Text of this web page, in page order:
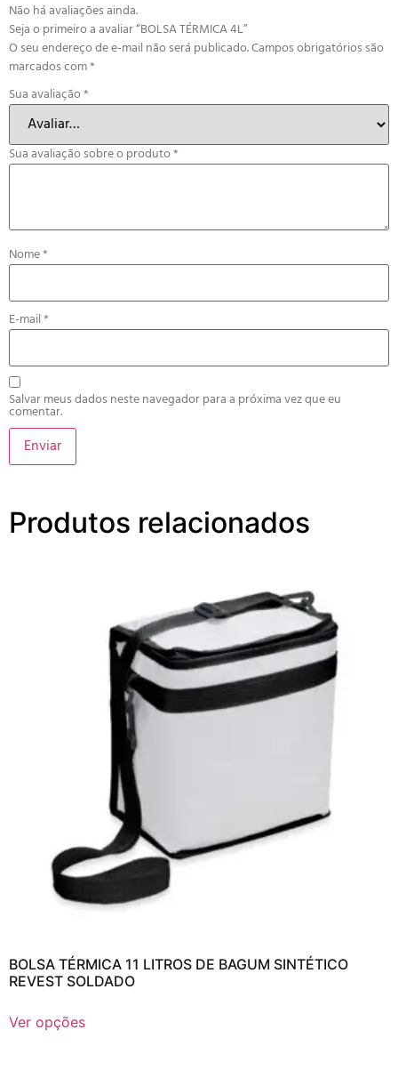
Não há avaliações ainda.
Seja o primeiro a avaliar “BOLSA TÉRMICA 4L”
O seu endereço de e-mail não será publicado.Campos obrigatórios são
marcados com*
Sua avaliação*
Sua avaliação sobre o produto*
Nome*
E-mail*
Salvar meus dados neste navegador para a próxima vez que eu
comentar.
Produtos relacionados
BOLSA TÉRMICA 11 LITROS DE BAGUM SINTÉTICO
REVEST SOLDADO
Ver opções